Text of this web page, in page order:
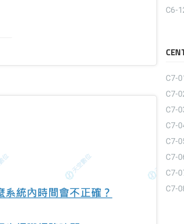
C6-
C7-
C7-
C7-
C7-
C7-
C7-
C7-
C7-